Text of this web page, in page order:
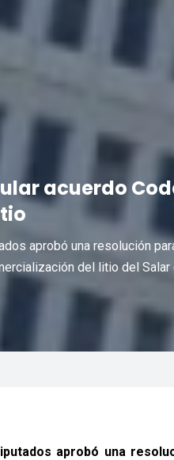
acuerdo
aprobó una resolución
del litio del Salar
aprobó una